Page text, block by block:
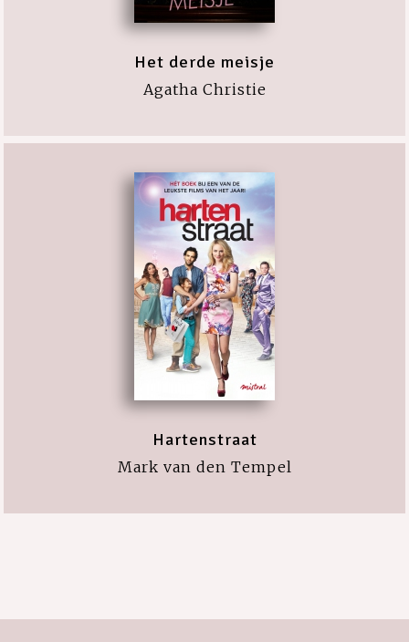
Het derde meisje
Agatha Christie
Hartenstraat
Mark van den Tempel